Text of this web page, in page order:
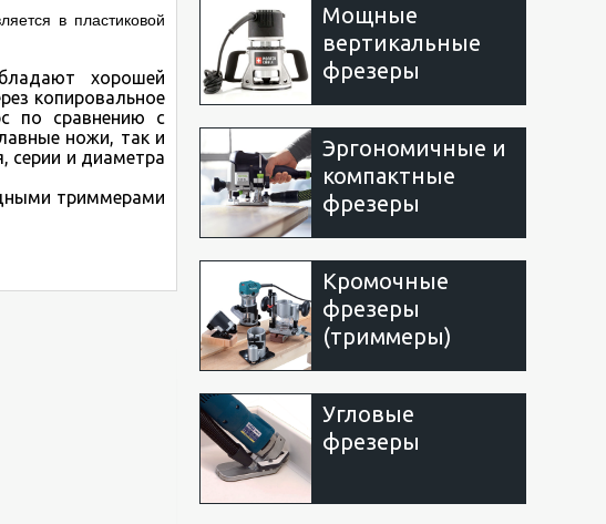
в пластиковой
хорошей
копировальное
по сравнению с
ножи, так и
серии и диаметра
триммерами
Мощные
вертикальные
фрезеры
Эргономичные и
компактные
фрезеры
Кромочные
фрезеры
(триммеры)
Угловые
фрезеры